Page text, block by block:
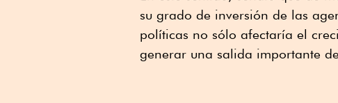
su grado de inversión de las
políticas no sólo afectaría el
generar una salida importante